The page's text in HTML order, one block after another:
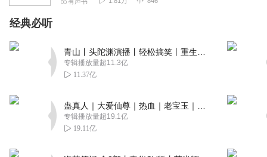
朝叁暮四
2022-05-23
主播，原小说名是什么
回复 2022-06-20
经典必听
专辑播放量超11.3亿
11.37亿
专辑播放量超19.1亿
19.11亿